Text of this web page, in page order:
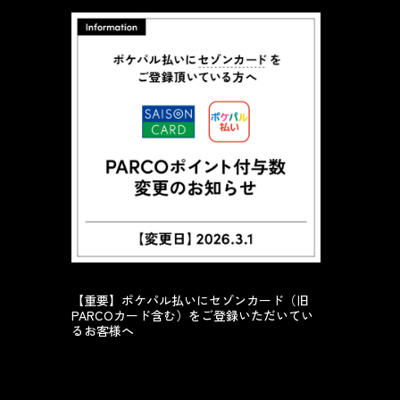
【重要】ポケパル払いにセゾンカード（旧
PARCOカード含む）をご登録いただいてい
るお客様へ